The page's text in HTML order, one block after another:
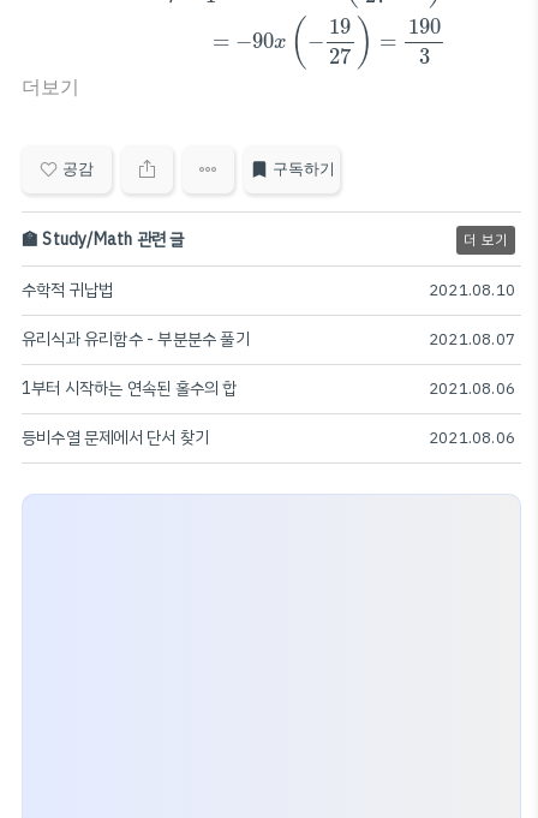
= −90x ( −
19
27 ) =
190
3
더보기
공감 구독하기
🏫 Study/Math 관련 글 더 보기
수학적 귀납법 2021.08.10
유리식과 유리함수 - 부분분수 풀기 2021.08.07
1부터 시작하는 연속된 홀수의 합 2021.08.06
등비수열 문제에서 단서 찾기 2021.08.06